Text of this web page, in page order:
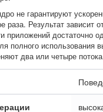
не гарантируют
раза. Результат зависит
приложений достаточно
полного использования
два или четыре